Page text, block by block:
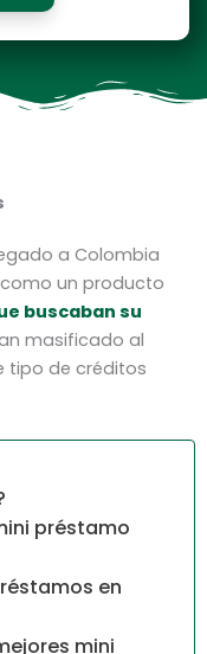
a Colombia
un producto
buscaban su
masificado al
tipo de créditos
préstamo
en
mini